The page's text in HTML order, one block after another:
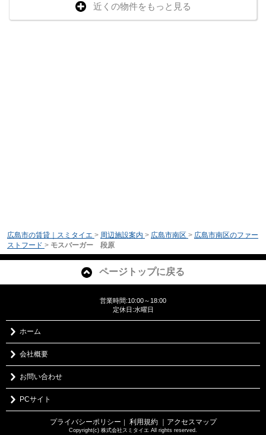
近くの物件をもっと見る
広島市の賃貸｜スミタイエ > 周辺施設案内 > 広島市南区 > 広島市南区のファー
ストフード > モスバーガー 段原
ページトップに戻る
営業時間:10:00～18:00
定休日:水曜日
ホーム
会社概要
お問い合わせ
PCサイト
プライバシーポリシー ｜ 利用規約 ｜アクセスマップ
Copyright(c) 株式会社スミタイエ All rights reserved.